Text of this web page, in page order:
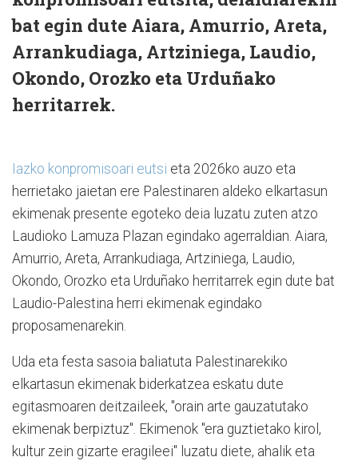
bat egin dute Aiara, Amurrio, Areta,
Arrankudiaga, Artziniega, Laudio,
Okondo, Orozko eta Urduñako
herritarrek.
Iazko konpromisoari eutsi eta 2026ko auzo eta
herrietako jaietan ere Palestinaren aldeko elkartasun
ekimenak presente egoteko deia luzatu zuten atzo
Laudioko Lamuza Plazan egindako agerraldian. Aiara,
Amurrio, Areta, Arrankudiaga, Artziniega, Laudio,
Okondo, Orozko eta Urduñako herritarrek egin dute bat
Laudio-Palestina herri ekimenak egindako
proposamenarekin.
Uda eta festa sasoia baliatuta Palestinarekiko
elkartasun ekimenak biderkatzea eskatu dute
egitasmoaren deitzaileek, "orain arte gauzatutako
ekimenak berpiztuz". Ekimenok "era guztietako kirol,
kultur zein gizarte eragileei" luzatu diete, ahalik eta